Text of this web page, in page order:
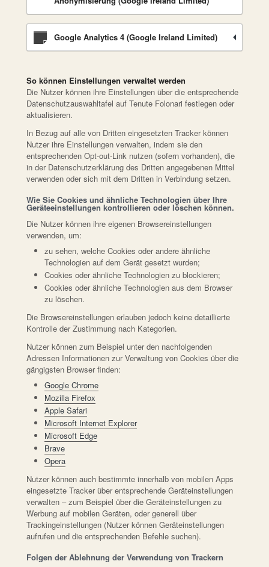
Google Analytics 4 (Google Ireland Limited)
So können Einstellungen verwaltet werden
Die Nutzer können ihre Einstellungen über die entsprechende
Datenschutzauswahltafel auf Tenute Folonari festlegen oder
aktualisieren.
In Bezug auf alle von Dritten eingesetzten Tracker können
Nutzer ihre Einstellungen verwalten, indem sie den
entsprechenden Opt-out-Link nutzen (sofern vorhanden), die
in der Datenschutzerklärung des Dritten angegebenen Mittel
verwenden oder sich mit dem Dritten in Verbindung setzen.
Wie Sie Cookies und ähnliche Technologien über Ihre
Geräteeinstellungen kontrollieren oder löschen können.
Die Nutzer können ihre eigenen Browsereinstellungen
verwenden, um:
zu sehen, welche Cookies oder andere ähnliche
Technologien auf dem Gerät gesetzt wurden;
Cookies oder ähnliche Technologien zu blockieren;
Cookies oder ähnliche Technologien aus dem Browser
zu löschen.
Die Browsereinstellungen erlauben jedoch keine detaillierte
Kontrolle der Zustimmung nach Kategorien.
Nutzer können zum Beispiel unter den nachfolgenden
Adressen Informationen zur Verwaltung von Cookies über die
gängigsten Browser finden:
Google Chrome
Mozilla Firefox
Apple Safari
Microsoft Internet Explorer
Microsoft Edge
Brave
Opera
Nutzer können auch bestimmte innerhalb von mobilen Apps
eingesetzte Tracker über entsprechende Geräteinstellungen
verwalten – zum Beispiel über die Geräteinstellungen zu
Werbung auf mobilen Geräten, oder generell über
Trackingeinstellungen (Nutzer können Geräteinstellungen
aufrufen und die entsprechenden Befehle suchen).
Folgen der Ablehnung der Verwendung von Trackern